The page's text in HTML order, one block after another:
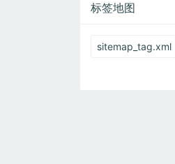
标签地图
sitemap_tag.xml